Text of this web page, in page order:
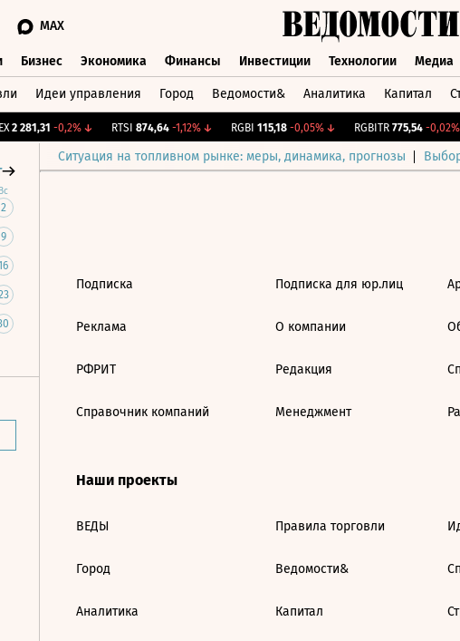
MAX
Бизнес Экономика Финансы Инвестиции Технологии Медиа
Идеи управления Город Ведомости& Аналитика Капитал
2 281,31 -0,2%↓ RTSI 874,64 -1,12%↓ RGBI 115,18 -0,05%↓ RGBITR 775,54 -0,02%
Ситуация на топливном рынке: меры, динамика, прогнозы
Вс
2
9
Подписка
Реклама
РФРИТ
Справочник компаний
Подписка для юр.лиц
О компании
Редакция
Менеджмент
Наши проекты
ВЕДЫ
Город
Аналитика
Правила торговли
Ведомости&
Капитал